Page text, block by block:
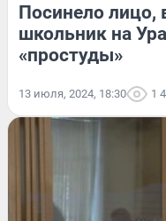
Посинело лицо,
школьник на
«простуды»
13 июля, 2024, 18:30 1